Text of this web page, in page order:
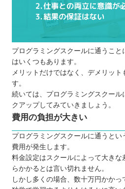
プログラミングスクールに通うこと
はいくつもあります。
メリットだけではなく、デメリット
す。
続いては、プログラミングスクール
クアップしてみていきましょう。
費用の負担が大きい
プログラミングスクールに通うと
費用が発生します。
料金設定はスクールによって大きな
らかかるとは言い切れません。
しかし多くの場合、数十万円かかっ